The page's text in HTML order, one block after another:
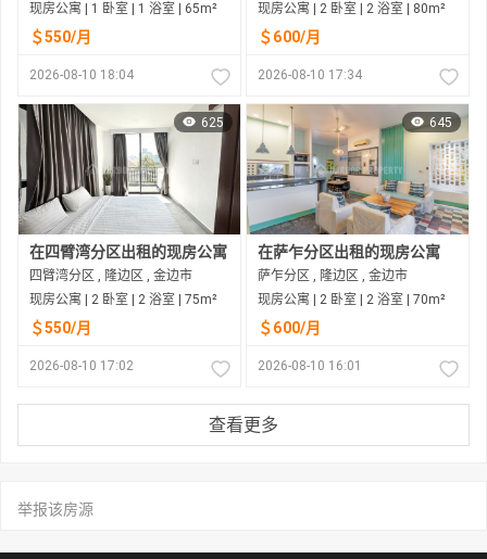
现房公寓 | 1 卧室 | 1 浴室 | 65m²
＄550/月
2026-08-10 18:04
现房公寓 | 2 卧室 | 2 浴室 | 80m²
＄600/月
2026-08-10 17:34
625
在四臂湾分区出租的现房公寓
四臂湾分区 , 隆边区 , 金边市
现房公寓 | 2 卧室 | 2 浴室 | 75m²
＄550/月
2026-08-10 17:02
645
在萨乍分区出租的现房公寓
萨乍分区 , 隆边区 , 金边市
现房公寓 | 2 卧室 | 2 浴室 | 70m²
＄600/月
2026-08-10 16:01
查看更多
举报该房源